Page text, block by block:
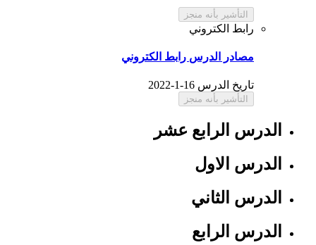
التأشير بأنه منجز
رابط الكتروني
مصادر الدرس رابط الكتروني
تاريخ الدرس 16-1-2022
التأشير بأنه منجز
الدرس الرابع عشر
الدرس الاول
الدرس الثاني
الدرس الرابع